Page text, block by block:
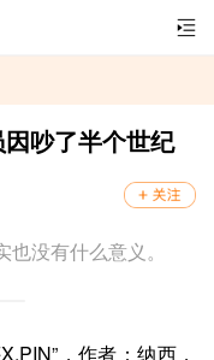
吵了半个世纪
没有什么意义。
，作者：纳西，